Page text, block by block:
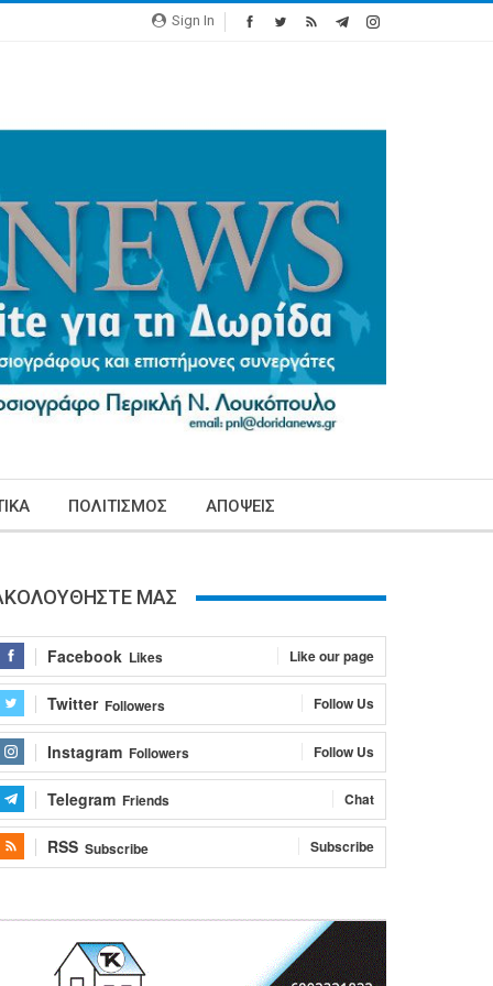
Sign In
ΠΟΛΙΤΙΣΜΟΣ ΑΠΟΨΕΙΣ
ΜΑΣ
Facebook Likes Like our page
Twitter Followers Follow Us
Instagram Followers Follow Us
Telegram Friends Chat
RSS Subscribe Subscribe